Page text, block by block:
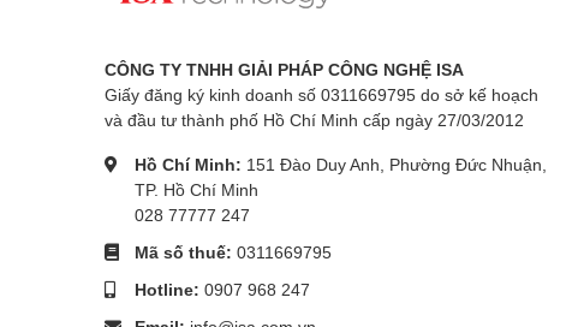
CÔNG TY TNHH GIẢI PHÁP CÔNG NGHỆ ISA
Giấy đăng ký kinh doanh số 0311669795 do sở kế hoạch
và đầu tư thành phố Hồ Chí Minh cấp ngày 27/03/2012
Hồ Chí Minh: 151 Đào Duy Anh, Phường Đức Nhuận,
TP. Hồ Chí Minh
028 77777 247
Mã số thuế: 0311669795
Hotline: 0907 968 247